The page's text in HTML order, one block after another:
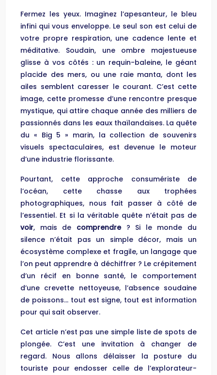
Fermez les yeux. Imaginez l’apesanteur, le bleu
infini qui vous enveloppe. Le seul son est celui de
votre propre respiration, une cadence lente et
méditative. Soudain, une ombre majestueuse
glisse à vos côtés : un requin-baleine, le géant
placide des mers, ou une raie manta, dont les
ailes semblent caresser le courant. C’est cette
image, cette promesse d’une rencontre presque
mystique, qui attire chaque année des milliers de
passionnés dans les eaux thaïlandaises. La quête
du « Big 5 » marin, la collection de souvenirs
visuels spectaculaires, est devenue le moteur
d’une industrie florissante.
Pourtant, cette approche consumériste de
l’océan, cette chasse aux trophées
photographiques, nous fait passer à côté de
l’essentiel. Et si la véritable quête n’était pas de
voir, mais de comprendre? Si le monde du
silence n’était pas un simple décor, mais un
écosystème complexe et fragile, un langage que
l’on peut apprendre à déchiffrer ? Le crépitement
d’un récif en bonne santé, le comportement
d’une crevette nettoyeuse, l’absence soudaine
de poissons… tout est signe, tout est information
pour qui sait observer.
Cet article n’est pas une simple liste de spots de
plongée. C’est une invitation à changer de
regard. Nous allons délaisser la posture du
touriste pour endosser celle de l’explorateur-